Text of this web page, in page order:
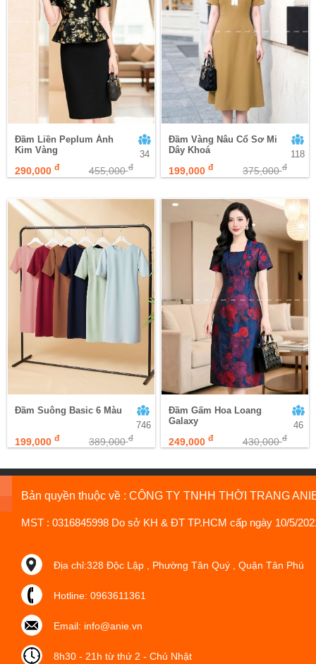
Đầm Liền Peplum Ánh
Kim Vàng
290,000đ 455,000đ
34
Đầm Vàng Nâu Cổ Sơ Mi
Dây Khoá
199,000đ 375,000đ
118
Đầm Suông Basic 6 Màu
199,000đ 389,000đ
746
Đầm Gấm Hoa Loang
Galaxy
249,000đ 430,000đ
46
Bản quyền thuộc về : CÔNG TY TNHH THỜI TRANG
MST : 0316845998 Do sở KH & ĐT TP.HCM cấp ngày 10/5/
Địa chỉ:328 Độc Lập , Phường Tân Quý , Quận Tân Phú
Hotline: 0963611361
Email: info@anie.vn
8h30 - 21h từ thứ 2 - Chủ Nhật